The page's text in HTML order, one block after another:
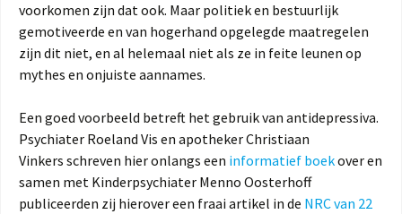
voorkomen zijn dat ook. Maar politiek en bestuurlijk
gemotiveerde en van hogerhand opgelegde maatregelen
zijn dit niet, en al helemaal niet als ze in feite leunen op
mythes en onjuiste aannames.
Een goed voorbeeld betreft het gebruik van antidepressiva.
Psychiater Roeland Vis en apotheker Christiaan
Vinkers schreven hier onlangs een informatief boekover en
samen met Kinderpsychiater Menno Oosterhoff
publiceerden zij hierover een fraai artikel in de NRC van 22